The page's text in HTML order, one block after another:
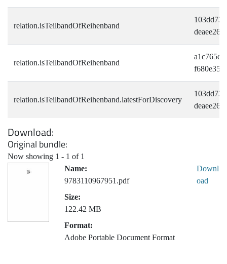
relation.isTeilbandOfReihenband
relation.isTeilbandOfReihenband
relation.isTeilbandOfReihenband.latestForDiscovery
Download
Original bundle
Now showing 1 - 1 of 1
Name:
9783110967951.pdf
Size:
122.42 MB
Format:
Adobe Portable Document Format
Downl
oad